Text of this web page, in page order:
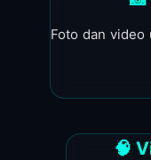
Foto dan
🧠